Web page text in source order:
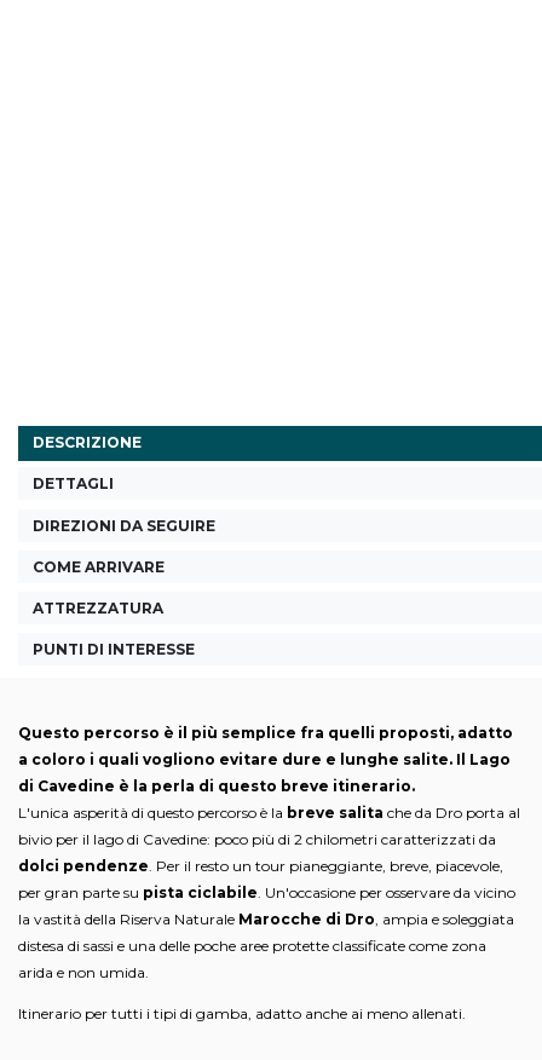
DESCRIZIONE
DETTAGLI
DIREZIONI DA SEGUIRE
COME ARRIVARE
ATTREZZATURA
PUNTI DI INTERESSE
Questo percorso è il più semplice fra quelli proposti, adatto
a coloro i quali vogliono evitare dure e lunghe salite. Il Lago
di Cavedine è la perla di questo breve itinerario.
L'unica asperità di questo percorso è la breve salita che da Dro porta al
bivio per il lago di Cavedine: poco più di 2 chilometri caratterizzati da
dolci pendenze . Per il resto un tour pianeggiante, breve, piacevole,
per gran parte su pista ciclabile . Un'occasione per osservare da vicino
la vastità della Riserva Naturale Marocche di Dro , ampia e soleggiata
distesa di sassi e una delle poche aree protette classificate come zona
arida e non umida.
Itinerario per tutti i tipi di gamba, adatto anche ai meno allenati.